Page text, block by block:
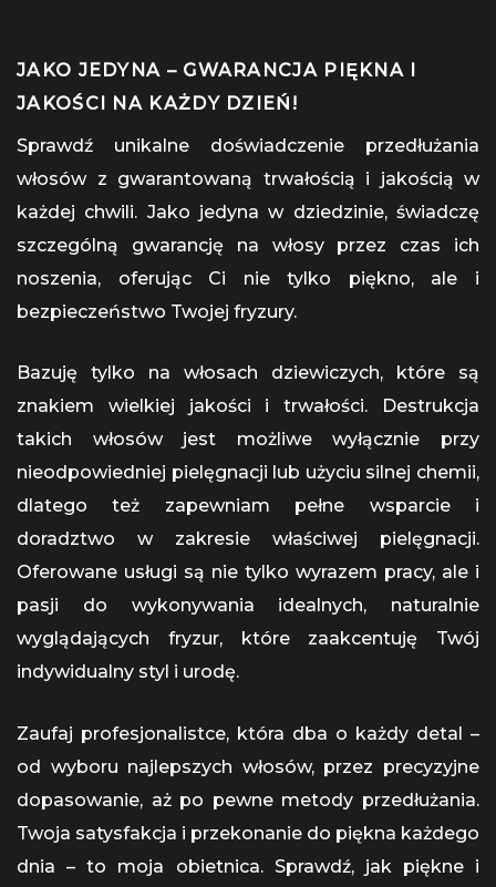
JAKO JEDYNA – GWARANCJA PIĘKNA I
JAKOŚCI NA KAŻDY DZIEŃ!
Sprawdź unikalne doświadczenie przedłużania
włosów z gwarantowaną trwałością i jakością w
każdej chwili. Jako jedyna w dziedzinie, świadczę
szczególną gwarancję na włosy przez czas ich
noszenia, oferując Ci nie tylko piękno, ale i
bezpieczeństwo Twojej fryzury.
Bazuję tylko na włosach dziewiczych, które są
znakiem wielkiej jakości i trwałości. Destrukcja
takich włosów jest możliwe wyłącznie przy
nieodpowiedniej pielęgnacji lub użyciu silnej chemii,
dlatego też zapewniam pełne wsparcie i
doradztwo w zakresie właściwej pielęgnacji.
Oferowane usługi są nie tylko wyrazem pracy, ale i
pasji do wykonywania idealnych, naturalnie
wyglądających fryzur, które zaakcentuję Twój
indywidualny styl i urodę.
Zaufaj profesjonalistce, która dba o każdy detal –
od wyboru najlepszych włosów, przez precyzyjne
dopasowanie, aż po pewne metody przedłużania.
Twoja satysfakcja i przekonanie do piękna każdego
dnia – to moja obietnica. Sprawdź, jak piękne i